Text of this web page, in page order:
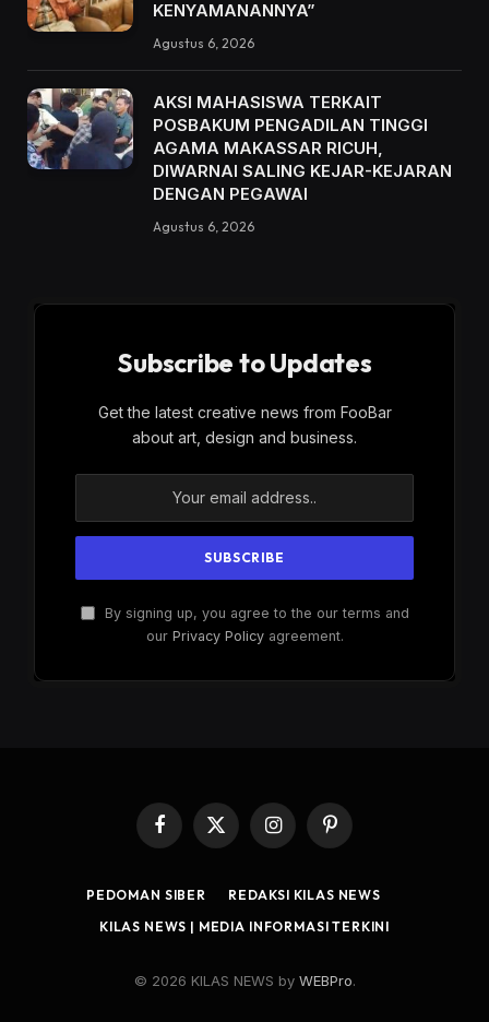
KENYAMANANNYA”
Agustus 6, 2026
AKSI MAHASISWA TERKAIT
POSBAKUM PENGADILAN TINGGI
AGAMA MAKASSAR RICUH,
DIWARNAI SALING KEJAR-KEJARAN
DENGAN PEGAWAI
Agustus 6, 2026
Subscribe to Updates
Get the latest creative news from FooBar
about art, design and business.
By signing up, you agree to the our terms and
our Privacy Policyagreement.
Facebook
X
(Twitter)
InstagramPinterest
PEDOMAN SIBER
REDAKSI KILAS NEWS
KILAS NEWS | MEDIA INFORMASI TERKINI
© 2026 KILAS NEWS by WEBPro.